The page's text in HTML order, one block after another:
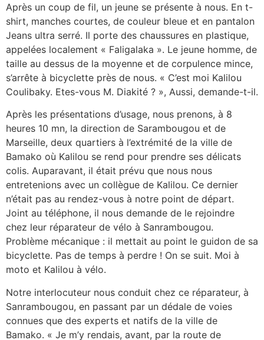
Après un coup de fil, un jeune se présente à nous. En t-
shirt, manches courtes, de couleur bleue et en pantalon
Jeans ultra serré. Il porte des chaussures en plastique,
appelées localement « Faligalaka ». Le jeune homme, de
taille au dessus de la moyenne et de corpulence mince,
s’arrête à bicyclette près de nous. « C’est moi Kalilou
Coulibaky. Etes-vous M. Diakité ? », Aussi, demande-t-il.
Après les présentations d’usage, nous prenons, à 8
heures 10 mn, la direction de Sarambougou et de
Marseille, deux quartiers à l’extrémité de la ville de
Bamako où Kalilou se rend pour prendre ses délicats
colis. Auparavant, il était prévu que nous nous
entretenions avec un collègue de Kalilou. Ce dernier
n’était pas au rendez-vous à notre point de départ.
Joint au téléphone, il nous demande de le rejoindre
chez leur réparateur de vélo à Sanrambougou.
Problème mécanique : il mettait au point le guidon de sa
bicyclette. Pas de temps à perdre ! On se suit. Moi à
moto et Kalilou à vélo.
Notre interlocuteur nous conduit chez ce réparateur, à
Sanrambougou, en passant par un dédale de voies
connues que des experts et natifs de la ville de
Bamako. « Je m’y rendais, avant, par la route de